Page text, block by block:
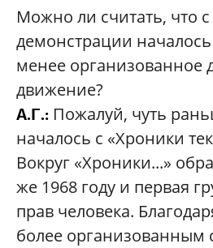
Можно ли считать, что с
демонстрации
менее организованное
движение?
А.Г.: Пожалуй, чуть
началось с «Хроники
Вокруг «Хроники...»
же 1968 году и первая
прав человека.
более организованным